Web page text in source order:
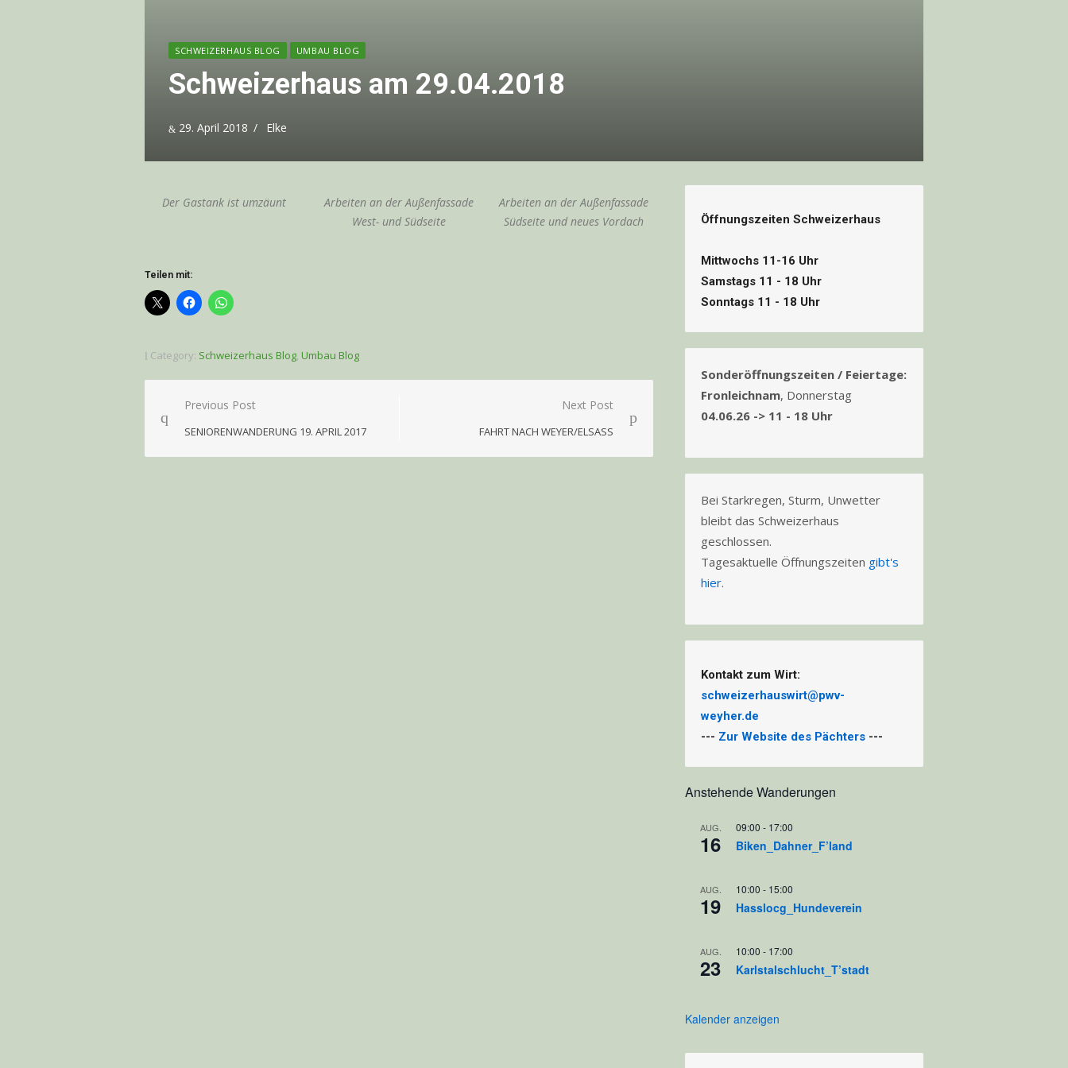
SCHWEIZERHAUS BLOG UMBAU BLOG
Schweizerhaus am 29.04.2018
Posted
29. April 2018 Author
Elke
Der Gastank ist umzäunt
Arbeiten an der Außenfassade
West- und Südseite
Arbeiten an der Außenfassade
Südseite und neues Vordach
Teilen mit:
Category: Schweizerhaus Blog, Umbau Blog
Beitragsnavigation
Previous Post
SENIORENWANDERUNG 19. APRIL 2017
Next Post
FAHRT NACH WEYER/ELSASS
Öffnungszeiten Schweizerhaus
Mittwochs 11-16 Uhr
Samstags 11 - 18 Uhr
Sonntags 11 - 18 Uhr
Sonderöffnungszeiten / Feiertage:
Fronleichnam, Donnerstag
04.06.26 -> 11 - 18 Uhr
Bei Starkregen, Sturm, Unwetter
bleibt das Schweizerhaus
geschlossen.
Tagesaktuelle Öffnungszeiten gibt's
hier.
Kontakt zum Wirt:
schweizerhauswirt@pwv-
weyher.de
--- Zur Website des Pächters ---
Anstehende Wanderungen
AUG.
16
09:00 - 17:00
Biken_Dahner_F’land
AUG.
19
10:00 - 15:00
Hasslocg_Hundeverein
AUG.
23
10:00 - 17:00
Karlstalschlucht_T’stadt
Kalender anzeigen